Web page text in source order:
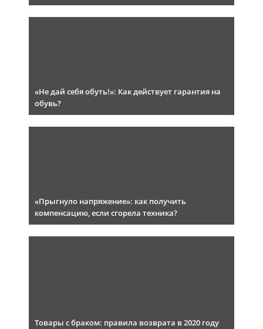
«Не дай себя обуть!»: Как действует гарантия на
обувь?
«Прыгнуло напряжение»: как получить
компенсацию, если сгорела техника?
Товары с браком: правила возврата в 2020 году